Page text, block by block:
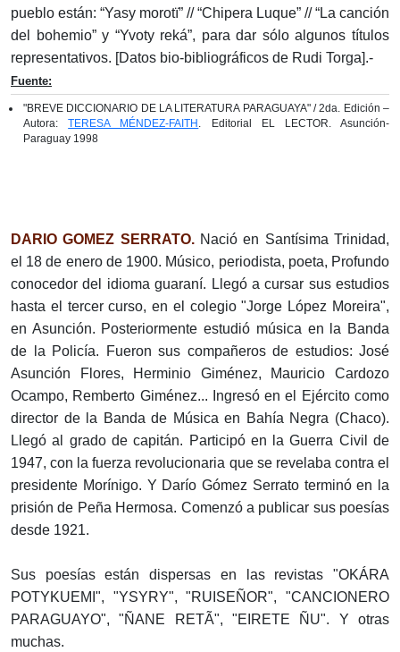
pueblo están: “Yasy morotï” // “Chipera Luque” // “La canción
del bohemio” y “Yvoty reká”, para dar sólo algunos títulos
representativos. [Datos bio-bibliográficos de Rudi Torga].-
Fuente:
"BREVE DICCIONARIO DE LA LITERATURA PARAGUAYA" / 2da. Edición –
Autora:TERESA MÉNDEZ-FAITH . Editorial EL LECTOR. Asunción-
Paraguay 1998
DARIO GOMEZ SERRATO.Nació en Santísima Trinidad,
el 18 de enero de 1900. Músico, periodista, poeta, Profundo
conocedor del idioma guaraní. Llegó a cursar sus estudios
hasta el tercer curso, en el colegio "Jorge López Moreira",
en Asunción. Posteriormente estudió música en la Banda
de la Policía. Fueron sus compañeros de estudios: José
Asunción Flores, Herminio Giménez, Mauricio Cardozo
Ocampo, Remberto Giménez... Ingresó en el Ejército como
director de la Banda de Música en Bahía Negra (Chaco).
Llegó al grado de capitán. Participó en la Guerra Civil de
1947, con la fuerza revolucionaria que se revelaba contra el
presidente Morínigo. Y Darío Gómez Serrato terminó en la
prisión de Peña Hermosa. Comenzó a publicar sus poesías
desde 1921.
Sus poesías están dispersas en las revistas "OKÁRA
POTYKUEMI", "YSYRY", "RUISEÑOR", "CANCIONERO
PARAGUAYO", "ÑANE RETÃ", "EIRETE ÑU". Y otras
muchas.